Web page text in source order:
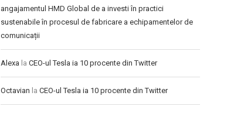
angajamentul HMD Global de a investi în practici
sustenabile în procesul de fabricare a echipamentelor de
comunicații
Alexa la CEO-ul Tesla ia 10 procente din Twitter
Octavian la CEO-ul Tesla ia 10 procente din Twitter